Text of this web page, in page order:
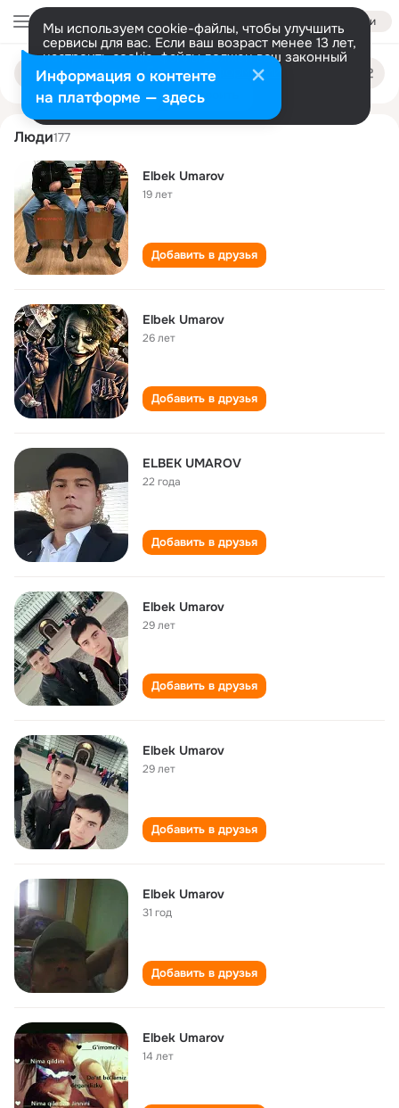
Войти
Мы используем cookie-файлы, чтобы улучшить
сервисы для вас. Если ваш возраст менее 13 лет,
настроить cookie-файлы должен ваш законный
представитель. Больше информации
Разрешить все Настроить
Поиск
людям
elbek umarov
Люди177
Elbek Umarov
19 лет
Добавить в друзья
Elbek Umarov
26 лет
Добавить в друзья
ELBEK UMAROV
22 года
Добавить в друзья
Elbek Umarov
29 лет
Добавить в друзья
Elbek Umarov
29 лет
Добавить в друзья
Elbek Umarov
31 год
Добавить в друзья
Elbek Umarov
14 лет
Информация о контенте
на платформе — здесь